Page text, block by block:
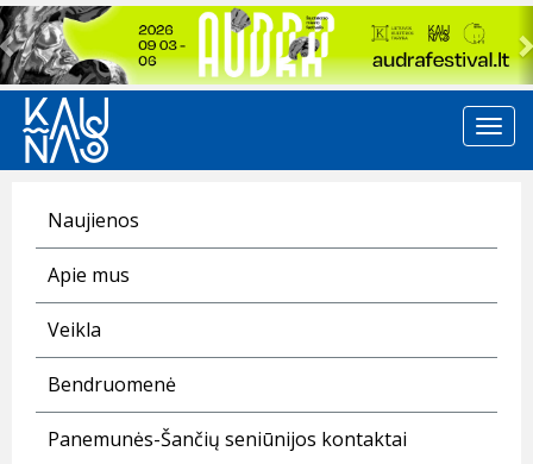
Previous
Naujienos
Apie mus
Veikla
Bendruomenė
Panemunės-Šančių seniūnijos kontaktai